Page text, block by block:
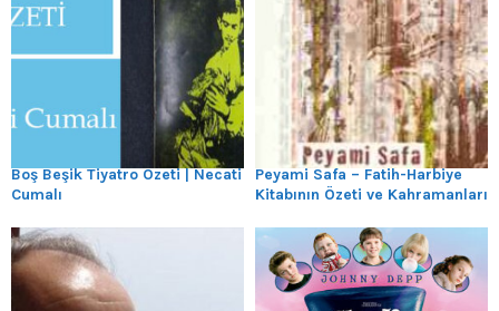
Boş Beşik Tiyatro Özeti | Necati
Cumalı
Peyami Safa – Fatih-Harbiye
Kitabının Özeti ve Kahramanları